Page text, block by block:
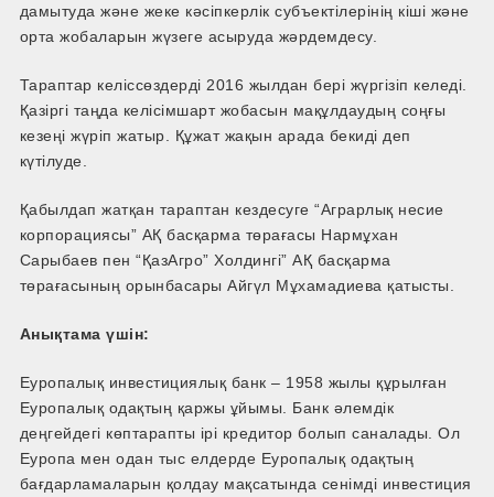
дамытуда және жеке кәсіпкерлік субъектілерінің кіші және
орта жобаларын жүзеге асыруда жәрдемдесу.
Тараптар келіссөздерді 2016 жылдан бері жүргізіп келеді.
Қазіргі таңда келісімшарт жобасын мақұлдаудың соңғы
кезеңі жүріп жатыр. Құжат жақын арада бекиді деп
күтілуде.
Қабылдап жатқан тараптан кездесуге “Аграрлық несие
корпорациясы” АҚ басқарма төрағасы Нармұхан
Сарыбаев пен “ҚазАгро” Холдингі” АҚ басқарма
төрағасының орынбасары Айгүл Мұхамадиева қатысты.
Анықтама үшін:
Еуропалық инвестициялық банк – 1958 жылы құрылған
Еуропалық одақтың қаржы ұйымы. Банк әлемдік
деңгейдегі көптарапты ірі кредитор болып саналады. Ол
Еуропа мен одан тыс елдерде Еуропалық одақтың
бағдарламаларын қолдау мақсатында сенімді инвестиция